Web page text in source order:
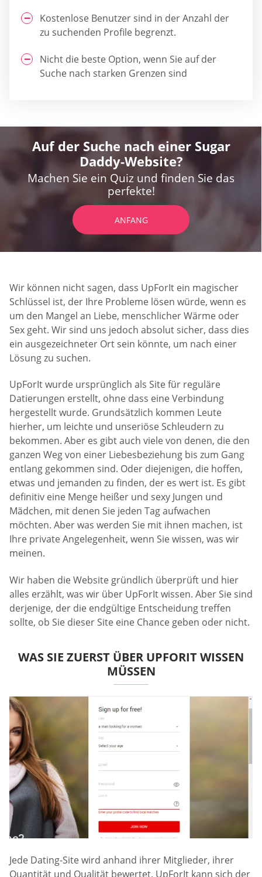
Kostenlose Benutzer sind in der Anzahl der
zu suchenden Profile begrenzt.
Nicht die beste Option, wenn Sie auf der
Suche nach starken Grenzen sind
Auf der Suche nach einer Sugar
Daddy-Website?
Machen Sie ein Quiz und finden Sie das
perfekte!
ANFANG
Wir können nicht sagen, dass UpForIt ein magischer
Schlüssel ist, der Ihre Probleme lösen würde, wenn es
um den Mangel an Liebe, menschlicher Wärme oder
Sex geht. Wir sind uns jedoch absolut sicher, dass dies
ein ausgezeichneter Ort sein könnte, um nach einer
Lösung zu suchen.
UpForIt wurde ursprünglich als Site für reguläre
Datierungen erstellt, ohne dass eine Verbindung
hergestellt wurde. Grundsätzlich kommen Leute
hierher, um leichte und unseriöse Schleudern zu
bekommen. Aber es gibt auch viele von denen, die den
ganzen Weg von einer Liebesbeziehung bis zum Gang
entlang gekommen sind. Oder diejenigen, die hoffen,
etwas und jemanden zu finden, der es wert ist. Es gibt
definitiv eine Menge heißer und sexy Jungen und
Mädchen, mit denen Sie jeden Tag aufwachen
möchten. Aber was werden Sie mit ihnen machen, ist
Ihre private Angelegenheit, wenn Sie wissen, was wir
meinen.
Wir haben die Website gründlich überprüft und hier
alles erzählt, was wir über UpForIt wissen. Aber Sie sind
derjenige, der die endgültige Entscheidung treffen
sollte, ob Sie dieser Site eine Chance geben oder nicht.
WAS SIE ZUERST ÜBER UPFORIT WISSEN
MÜSSEN
Jede Dating-Site wird anhand ihrer Mitglieder, ihrer
Quantität und Qualität bewertet. UpForIt kann sich der